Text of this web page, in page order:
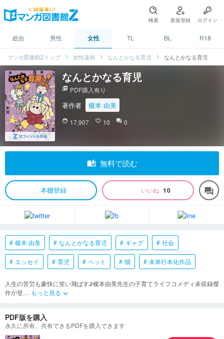
検索 新規登録 ログイン
総合 男性 女性 TL BL R18
マンガ図書館Zトップ 女性漫画 なんとかなる育児 なんとかなる育児
なんとかなる育児
picture_as_pdf PDF購入有り
著作者 榎本 由美
face 17,907 favorite_border 10 question_answer 0
auto_stories 無料で読む
本棚登録 いいね 10 forum
榎本 由美 なんとかなる育児 ギャグ 社会
エッセイ 育児 ペット 猫 未単行本化作品
人生の苦労も豪快に笑い飛ばす♪榎本由美先生の子育てライフコメディ未収録傑
作が登… もっと見る keyboard_arrow_down
PDF版を購入
永久に所有、共有できるPDFを購入できます